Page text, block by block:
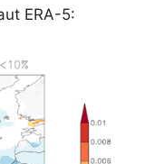
ERA-5: